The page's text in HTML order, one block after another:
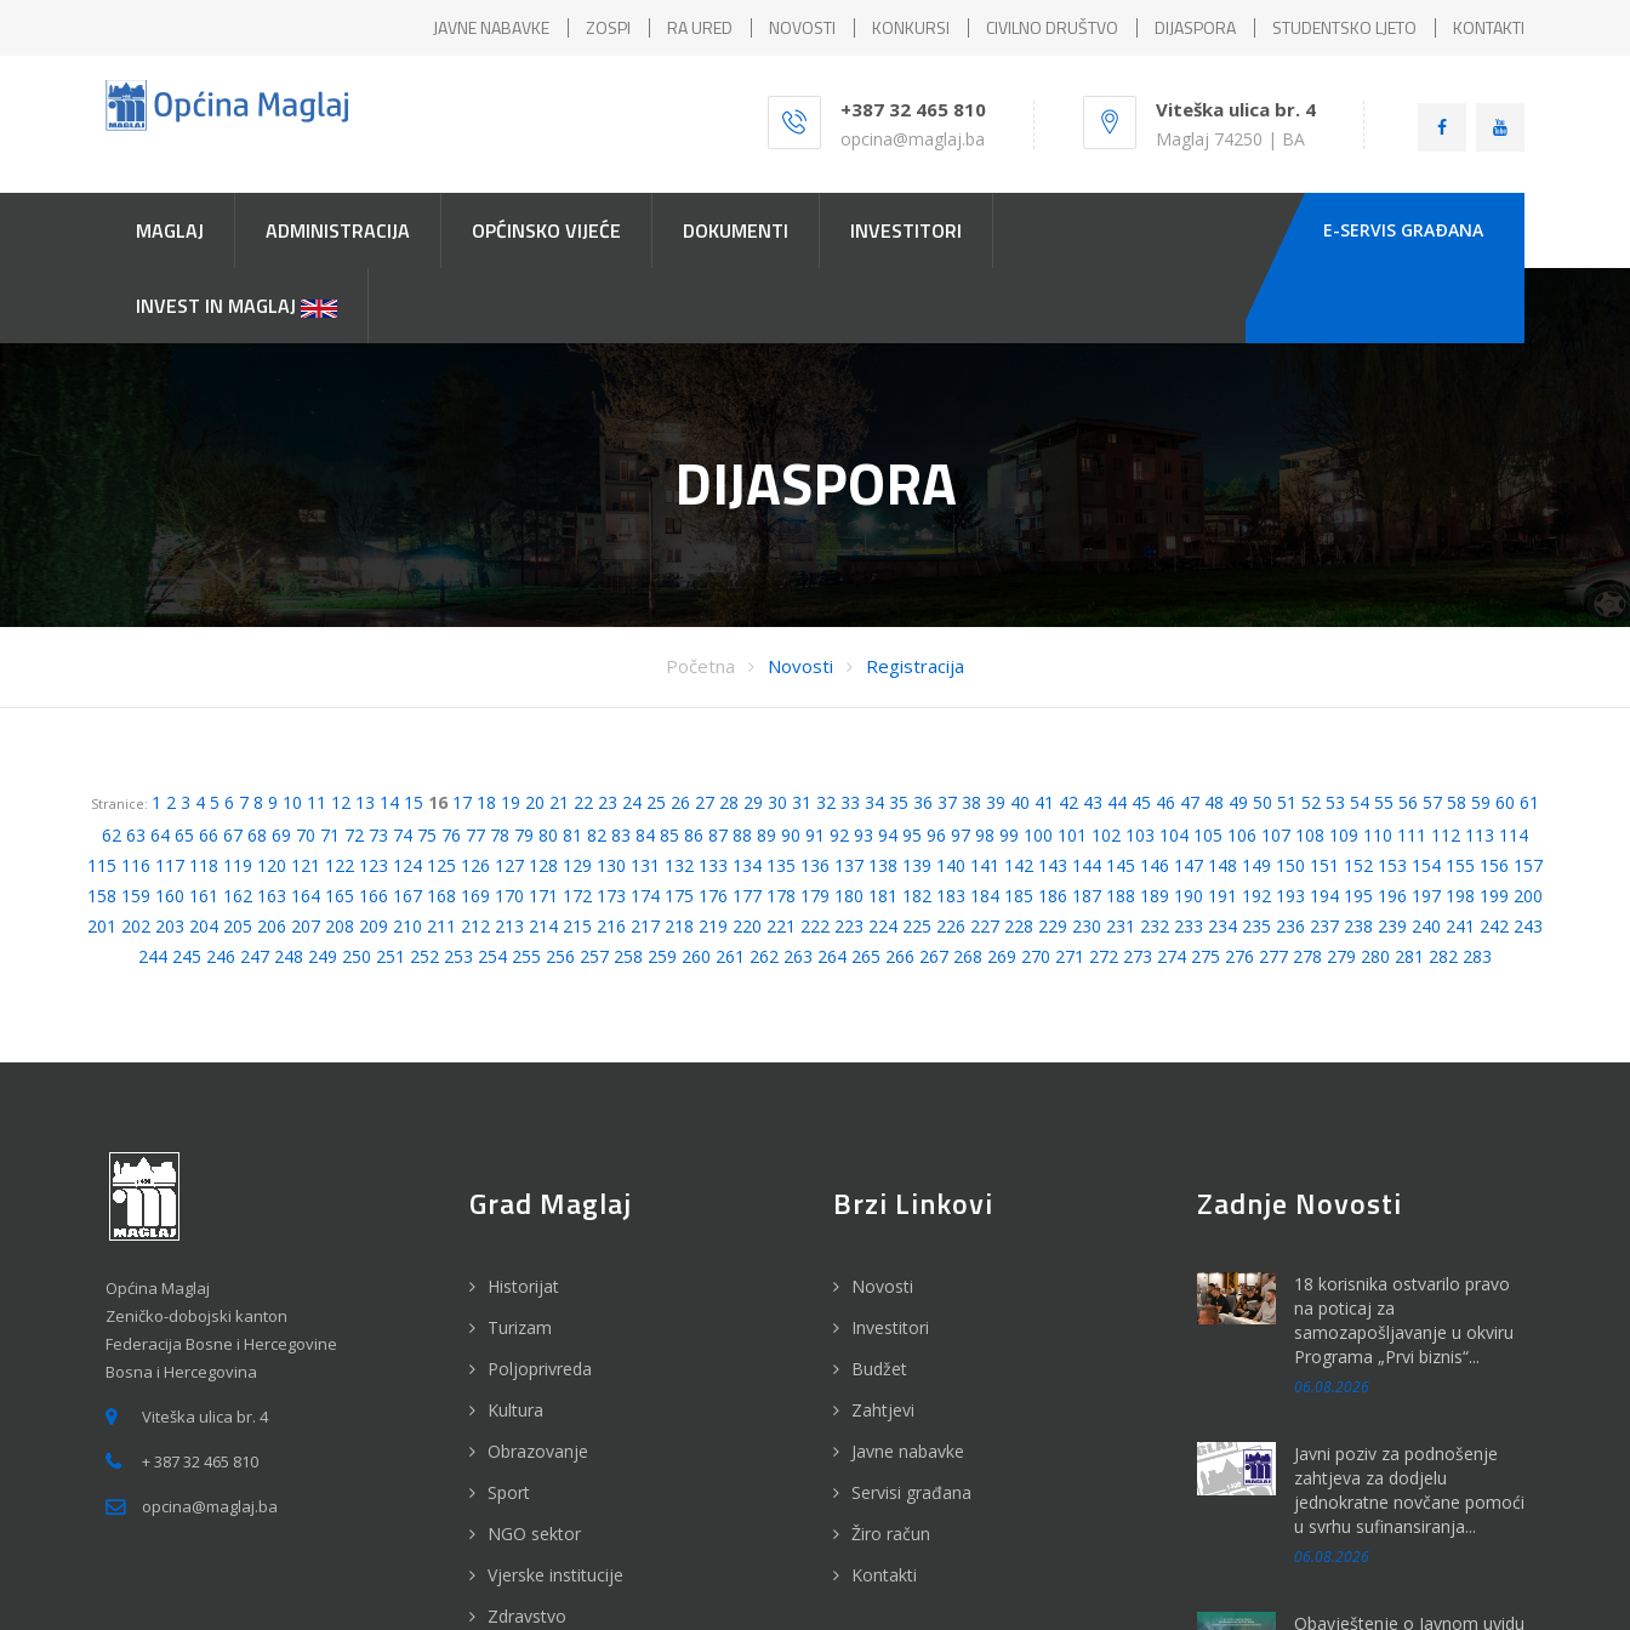
JAVNE NABAVKE ZOSPI RA URED NOVOSTI KONKURSI CIVILNO DRUŠTVO DIJASPORA STUDENTSKO LJETO KONTAKTI
+387 32 465 810
opcina@maglaj.ba
Viteška ulica br. 4
Maglaj 74250 | BA
MAGLAJ ADMINISTRACIJA OPĆINSKO VIJEĆE DOKUMENTI INVESTITORI
INVEST IN MAGLAJ
E-SERVIS GRAÐANA
DIJASPORA
Početna Novosti Registracija
Stranice: 1 2 3 4 5 6 7 8 9 10 11 12 13 14 15 16 17 18 19 20 21 22 23 24 25 26 27 28 29 30 31 32 33 34 35 36 37 38 39 40 41 42 43 44 45 46 47 48 49 50 51 52 53 54 55 56 57 58 59 60 61
62 63 64 65 66 67 68 69 70 71 72 73 74 75 76 77 78 79 80 81 82 83 84 85 86 87 88 89 90 91 92 93 94 95 96 97 98 99 100 101 102 103 104 105 106 107 108 109 110 111 112 113 114
115 116 117 118 119 120 121 122 123 124 125 126 127 128 129 130 131 132 133 134 135 136 137 138 139 140 141 142 143 144 145 146 147 148 149 150 151 152 153 154 155 156 157
158 159 160 161 162 163 164 165 166 167 168 169 170 171 172 173 174 175 176 177 178 179 180 181 182 183 184 185 186 187 188 189 190 191 192 193 194 195 196 197 198 199 200
201 202 203 204 205 206 207 208 209 210 211 212 213 214 215 216 217 218 219 220 221 222 223 224 225 226 227 228 229 230 231 232 233 234 235 236 237 238 239 240 241 242 243
244 245 246 247 248 249 250 251 252 253 254 255 256 257 258 259 260 261 262 263 264 265 266 267 268 269 270 271 272 273 274 275 276 277 278 279 280 281 282 283
Općina Maglaj
Zeničko-dobojski kanton
Federacija Bosne i Hercegovine
Bosna i Hercegovina
Viteška ulica br. 4
+ 387 32 465 810
opcina@maglaj.ba
Grad Maglaj
Historijat
Turizam
Poljoprivreda
Kultura
Obrazovanje
Sport
NGO sektor
Vjerske institucije
Zdravstvo
Brzi Linkovi
Novosti
Investitori
Budžet
Zahtjevi
Javne nabavke
Servisi građana
Žiro račun
Kontakti
Zadnje Novosti
18 korisnika ostvarilo pravo
na poticaj za
samozapošljavanje u okviru
Programa „Prvi biznis“...
06.08.2026
Javni poziv za podnošenje
zahtjeva za dodjelu
jednokratne novčane pomoći
u svrhu sufinansiranja...
06.08.2026
Obavještenje o Javnom uvidu